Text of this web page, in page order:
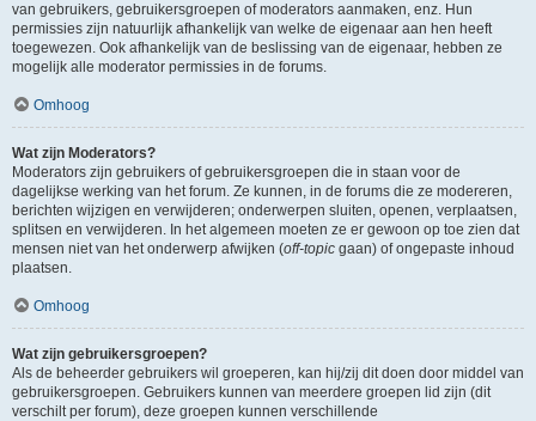
van gebruikers, gebruikersgroepen of moderators aanmaken, enz. Hun
permissies zijn natuurlijk afhankelijk van welke de eigenaar aan hen heeft
toegewezen. Ook afhankelijk van de beslissing van de eigenaar, hebben ze
mogelijk alle moderator permissies in de forums.
Omhoog
Wat zijn Moderators?
Moderators zijn gebruikers of gebruikersgroepen die in staan voor de
dagelijkse werking van het forum. Ze kunnen, in de forums die ze modereren,
berichten wijzigen en verwijderen; onderwerpen sluiten, openen, verplaatsen,
splitsen en verwijderen. In het algemeen moeten ze er gewoon op toe zien dat
mensen niet van het onderwerp afwijken (off-topic gaan) of ongepaste inhoud
plaatsen.
Omhoog
Wat zijn gebruikersgroepen?
Als de beheerder gebruikers wil groeperen, kan hij/zij dit doen door middel van
gebruikersgroepen. Gebruikers kunnen van meerdere groepen lid zijn (dit
verschilt per forum), deze groepen kunnen verschillende